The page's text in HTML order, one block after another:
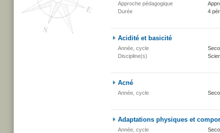
Approche pédagogique
Durée
4
Acidité et basicité
Année, cycle
Discipline(s)
Acné
Année, cycle
Adaptations physiques et
Année, cycle